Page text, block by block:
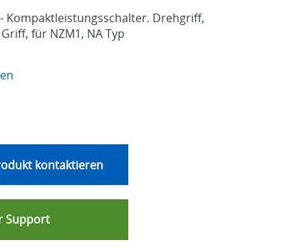
Kompaktleistungsschalter. Drehgriff,
für NZM1, NA Typ
kontaktieren
Support